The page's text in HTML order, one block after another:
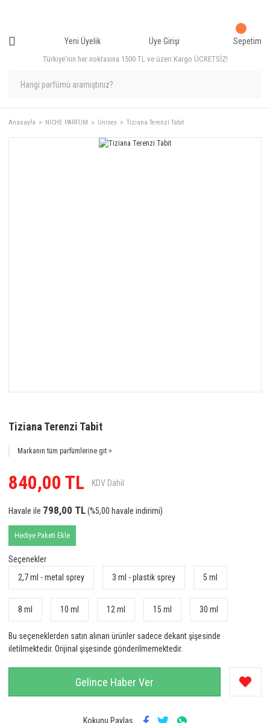
Türkiye'nin her noktasına 1500 TL ve üzeri Kargo ÜCRETSİZ!
Yeni Üyelik Üye Girişi Sepetim
Anasayfa NICHE PARFÜM Unısex Tiziana Terenzi Tabit
Tiziana Terenzi Tabit
Markanın tüm parfümlerine git >
840,00 TL KDV Dahil
Havale ile 798,00 TL(%5,00 havale indirimi)
Hediye Paketi Ekle
Seçenekler
2,7 ml - metal sprey
3 ml - plastik sprey 5 ml
8 ml 10 ml 12 ml 15 ml 30 ml
Bu seçeneklerden satın alınan ürünler sadece dekant şişesinde
iletilmektedir. Orijinal şişesinde gönderilmemektedir.
Gelince Haber Ver
Kokunu Paylaş